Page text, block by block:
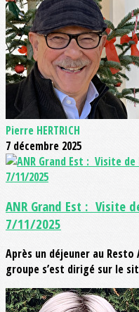
Pierre HERTRICH
7 décembre 2025
ANR Grand Est : Visite
7/11/2025
Après un déjeuner au Resto
groupe s’est dirigé sur le